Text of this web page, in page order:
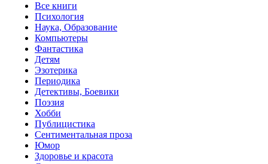
Все книги
Психология
Наука, Образование
Компьютеры
Фантастика
Детям
Эзотерика
Периодика
Детективы, Боевики
Поэзия
Хобби
Публицистика
Сентиментальная проза
Юмор
Здоровье и красота